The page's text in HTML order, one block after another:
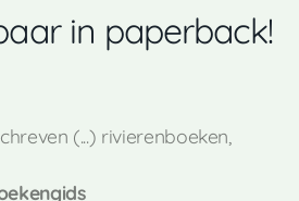
in paperback!
(...) rivierenboeken,